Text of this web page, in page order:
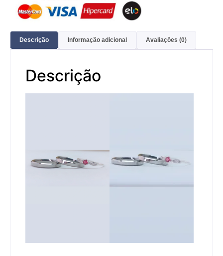
Descrição Informação adicional Avaliações (0)
Descrição